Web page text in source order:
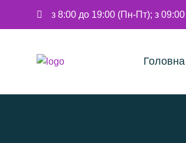
з 8:00 до 19:00 (Пн-Пт); з
Головна